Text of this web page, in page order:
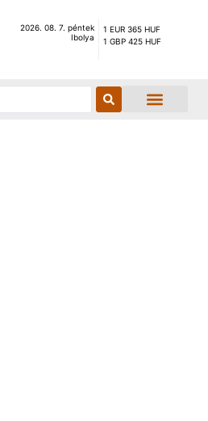
2026. 08. 7. péntek
Ibolya
1 EUR 365 HUF
1 GBP 425 HUF